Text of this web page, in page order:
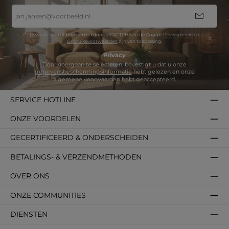
mailadres
*
Deze site wordt beschermd door reCAPTCHA en de Google Privacybeleid en
Gebruiksvoorwaarden zijn van toepassing.
Privacy
gegevensbeschermingsinformatie
algemene voorwaardenhebt geaccepteerd.
SERVICE HOTLINE
DIENSTEN
BETALINGS- & VERZENDMETHODEN
OVER ONS
GECERTIFICEERD & ONDERSCHEIDEN
ONZE VOORDELEN
ONZE COMMUNITIES